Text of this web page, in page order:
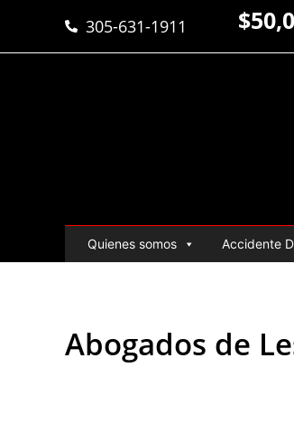
305-631-1911
Quienes somos Accidente
Abogados de